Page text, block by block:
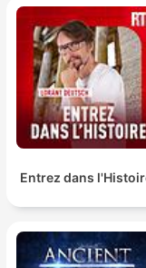
Entrez dans